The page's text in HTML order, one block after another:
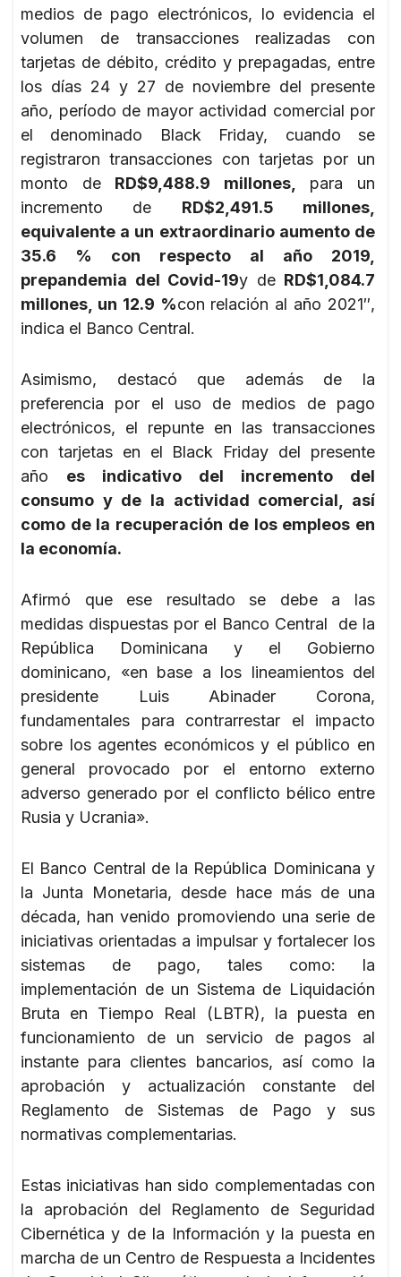
medios de pago electrónicos, lo evidencia el
volumen de transacciones realizadas con
tarjetas de débito, crédito y prepagadas, entre
los días 24 y 27 de noviembre del presente
año, período de mayor actividad comercial por
el denominado Black Friday, cuando se
registraron transacciones con tarjetas por un
monto de RD$9,488.9 millones,
para un
incremento de RD$2,491.5 millones,
equivalente a un extraordinario aumento de
35.6 % con respecto al año 2019,
prepandemia del Covid-19y de RD$1,084.7
millones, un 12.9 %con relación al año 2021″,
indica el Banco Central.
Asimismo, destacó que además de la
preferencia por el uso de medios de pago
electrónicos, el repunte en las transacciones
con tarjetas en el Black Friday del presente
año es indicativo del incremento del
consumo y de la actividad comercial, así
como de la recuperación de los empleos en
la economía.
Afirmó que ese resultado se debe a las
medidas dispuestas por el Banco Central de la
República Dominicana y el Gobierno
dominicano, «en base a los lineamientos del
presidente Luis Abinader Corona,
fundamentales para contrarrestar el impacto
sobre los agentes económicos y el público en
general provocado por el entorno externo
adverso generado por el conflicto bélico entre
Rusia y Ucrania».
El Banco Central de la República Dominicana y
la Junta Monetaria, desde hace más de una
década, han venido promoviendo una serie de
iniciativas orientadas a impulsar y fortalecer los
sistemas de pago, tales como: la
implementación de un Sistema de Liquidación
Bruta en Tiempo Real (LBTR), la puesta en
funcionamiento de un servicio de pagos al
instante para clientes bancarios, así como la
aprobación y actualización constante del
Reglamento de Sistemas de Pago y sus
normativas complementarias.
Estas iniciativas han sido complementadas con
la aprobación del Reglamento de Seguridad
Cibernética y de la Información y la puesta en
marcha de un Centro de Respuesta a Incidentes